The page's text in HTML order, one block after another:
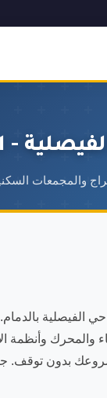
-
والمجمعات
والمحرك وأنظمة
بدون توقف.